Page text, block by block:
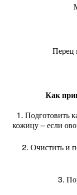
Перец
Как
1. Подготовить
кожицу – если
2. Очистить и
3.